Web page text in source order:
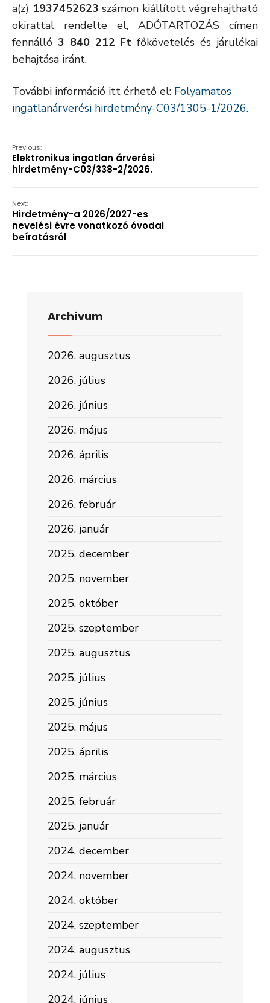
a(z) 1937452623 számon kiállított végrehajtható
okirattal rendelte el, ADÓTARTOZÁS címen
fennálló 3 840 212 Ftfőkövetelés és járulékai
behajtása iránt.
További információ itt érhető el: Folyamatos
ingatlanárverési hirdetmény-C03/1305-1/2026.
Previous:
Elektronikus ingatlan árverési
hirdetmény-C03/338-2/2026.
Next:
Hirdetmény-a 2026/2027-es
nevelési évre vonatkozó óvodai
beíratásról
Archívum
2026. augusztus
2026. július
2026. június
2026. május
2026. április
2026. március
2026. február
2026. január
2025. december
2025. november
2025. október
2025. szeptember
2025. augusztus
2025. július
2025. június
2025. május
2025. április
2025. március
2025. február
2025. január
2024. december
2024. november
2024. október
2024. szeptember
2024. augusztus
2024. július
2024. június